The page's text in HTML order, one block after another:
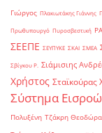
Γιώργος Πλακιωτάκης Γιάννης
Πρωθυπουργό Πυροσβεστική
ΣΕΕΠΕ ΣΕΥΠΥΚΕ ΣΚΑΙ ΣΜΕΑ
Σβίγκου Ρ. Σιάμισιης
Χρήστος Σταϊκούρας
Σύστημα
Πολυξένη Τζάκρη Θεοδώρα